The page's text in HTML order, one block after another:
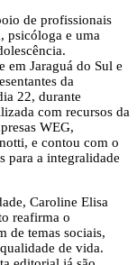
de profissionais
psicóloga e uma
em Jaraguá do Sul e
da
22, durante
com recursos da
WEG,
e contou com o
para a integralidade
Caroline Elisa
reafirma o
de temas sociais,
de vida.